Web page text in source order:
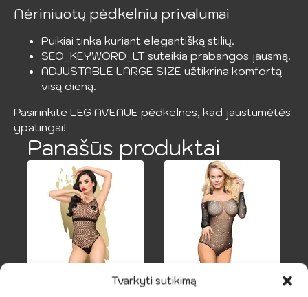
Tvarkyti sutikimą
Nėriniuotų pėdkelnių privalumai
Puikiai tinka kuriant elegantišką stilių.
SEO_KEYWORD_LT suteikia prabangos jausmą.
ADJUSTABLE LARGE SIZE užtikrina komfortą
visą dieną.
Pasirinkite LEG AVENUE pėdkelnes, kad jaustumėtės
ypatingai!
Panašūs produktai